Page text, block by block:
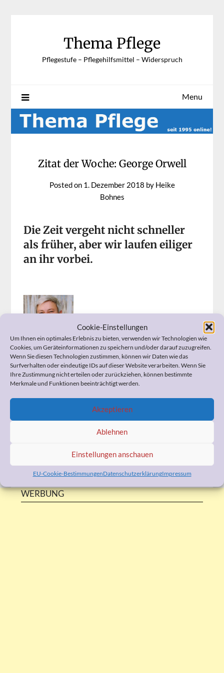
Cookie-Einstellungen
Um Ihnen ein optimales Erlebnis zu bieten, verwenden wir Technologien wie
Cookies, um Geräteinformationen zu speichern und/oder darauf zuzugreifen.
Wenn Sie diesen Technologien zustimmen, können wir Daten wie das
Surfverhalten oder eindeutige IDs auf dieser Website verarbeiten. Wenn Sie
Ihre Zustimmung nicht erteilen oder zurückziehen, können bestimmte
Merkmale und Funktionen beeinträchtigt werden.
Akzeptieren
Ablehnen
Einstellungen anschauen
EU-Cookie-BestimmungenDatenschutzerklärungImpressum
Thema Pflege
Pflegestufe – Pflegehilfsmittel – Widerspruch
Menu
Zitat der Woche: George Orwell
Posted on 1. Dezember 2018 by Heike
Bohnes
Die Zeit vergeht nicht schneller
als früher, aber wir laufen eiliger
an ihr vorbei.
Wenn Sie Fragen zum Widerspruch, zur
Pflegeeinstufung, zur Organisation der häuslichen Pflege,
zum Umgang mit Ihrem demenzerkrankten Angehörigen,
zu Ihrer Vorsorgevollmacht und Patientenverfügung
Ihnen bestimmt helfen. Ich berate Sie professionell und
WERBUNG